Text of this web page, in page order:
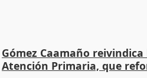
Gómez Caamaño
Atención Primaria, que